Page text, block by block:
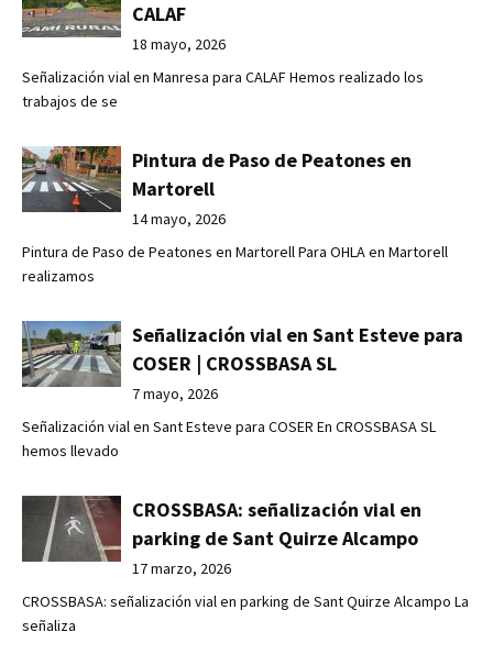
CALAF
18 mayo, 2026
Señalización vial en Manresa para CALAF Hemos realizado los
trabajos de se
Pintura de Paso de Peatones en
Martorell
14 mayo, 2026
Pintura de Paso de Peatones en Martorell Para OHLA en Martorell
realizamos
Señalización vial en Sant Esteve para
COSER | CROSSBASA SL
7 mayo, 2026
Señalización vial en Sant Esteve para COSER En CROSSBASA SL
hemos llevado
CROSSBASA: señalización vial en
parking de Sant Quirze Alcampo
17 marzo, 2026
CROSSBASA: señalización vial en parking de Sant Quirze Alcampo La
señaliza